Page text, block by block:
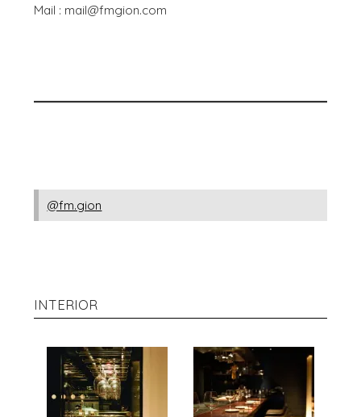
Mail : mail@fmgion.com
@fm.gion
INTERIOR